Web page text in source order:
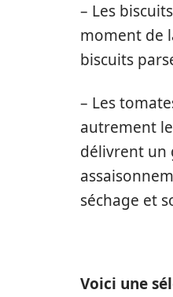
– Les
moment de
biscuits
– Les
autrement
délivrent un
séchage et
Voici une